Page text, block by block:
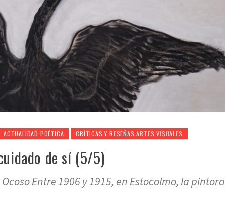
ACTUALIDAD POÉTICA CRÍTICAS Y RESEÑAS ARTES VISUALES
de sí (5/5)
Entre 1906 y 1915, en Estocolmo, la pintora